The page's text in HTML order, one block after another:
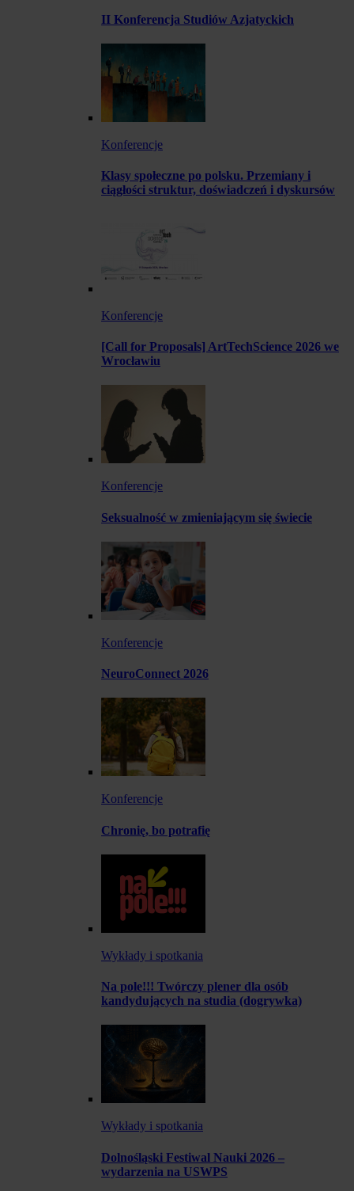
II Konferencja Studiów Azjatyckich
Konferencje
Klasy społeczne po polsku. Przemiany i
ciągłości struktur, doświadczeń i dyskursów
Konferencje
[Call for Proposals] ArtTechScience 2026 we
Wrocławiu
Konferencje
Seksualność w zmieniającym się świecie
Konferencje
NeuroConnect 2026
Konferencje
Chronię, bo potrafię
Wykłady i spotkania
Na pole!!! Twórczy plener dla osób
kandydujących na studia (dogrywka)
Wykłady i spotkania
Dolnośląski Festiwal Nauki 2026 –
wydarzenia na USWPS